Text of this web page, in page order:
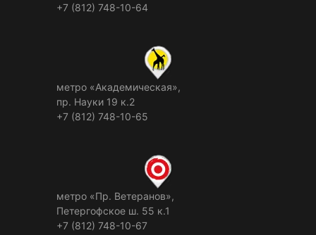
+7 (812) 748-10-64
метро «Академическая»,
пр. Науки 19 к.2
+7 (812) 748-10-65
метро «Пр. Ветеранов»,
Петергофское ш. 55 к.1
+7 (812) 748-10-67